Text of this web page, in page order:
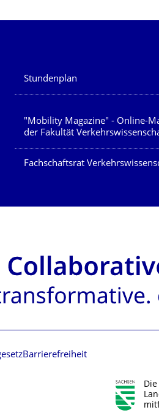
Unsere Dienste
Stundenplan
"Mobility Magazine" - Online-
der Fakultät
Fachschaftsrat
Barrierefreiheit